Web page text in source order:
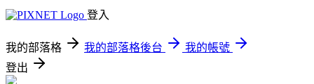
登入
我的部落格 我的部落格後台
我的帳號
登出